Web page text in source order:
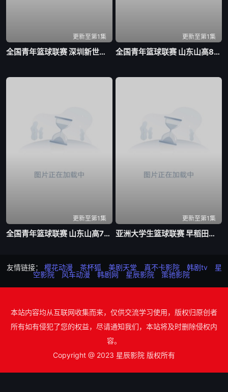
更新至第1集
全国青年篮球联赛 深圳新世纪83-72北京首钢20260804
更新至第1集
全国青年篮球联赛 山东山高83-70龙狮青年20260804
更新至第1集
全国青年篮球联赛 山东山高79-59新疆广汇20260803
更新至第1集
亚洲大学生篮球联赛 早稻田大学VS清华大学20260804
友情链接： 樱花动漫 茶杯狐 美剧天堂 真不卡影院 韩剧tv
星
空影院
风车动漫 韩剧网 星辰影院 策驰影院
本站内容均从互联网收集而来，仅供交流学习使用，版权归原创者
所有如有侵犯了您的权益，尽请通知我们，本站将及时删除侵权内
容。
Copyright @ 2023 星辰影院 版权所有